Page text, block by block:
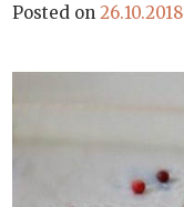
Posted on26.10.2018